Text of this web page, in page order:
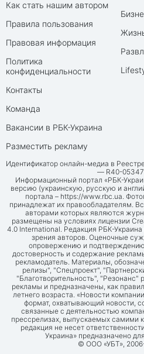
Как стать нашим автором
Правила пользования
Правовая информация
Политика
конфиденциальности
Контакты
Команда
Вакансии в РБК-Украина
Разместить рекламу
Идентификатор онлайн-медиа в
— R40-05347
Информационный портал «РБК-
версию (украинскую, русскую и
портала – https://www.rbc.ua.
принадлежат их правообладателям.
авторами которых являются
размещены на условиях лицензии
4.0 International. Редакция РБК-
зрения авторов. Оценочные
опровержению и
достоверность и содержание
рекламодатель. Материалы,
релизы", "Спецпроект",
"Благотворительность",
рекламы и предназначены, как
летнего возраста. «Новости
формат, охватывающий новости,
связанные с деятельностью
прессрелизах, выпускаемых самими
редакция не несет
Украина» предназначено
© ООО «УБТ»,